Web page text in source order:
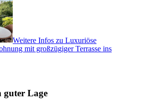
Weitere Infos zu Luxuriöse
mit großzügiger Terrasse ins
guter Lage